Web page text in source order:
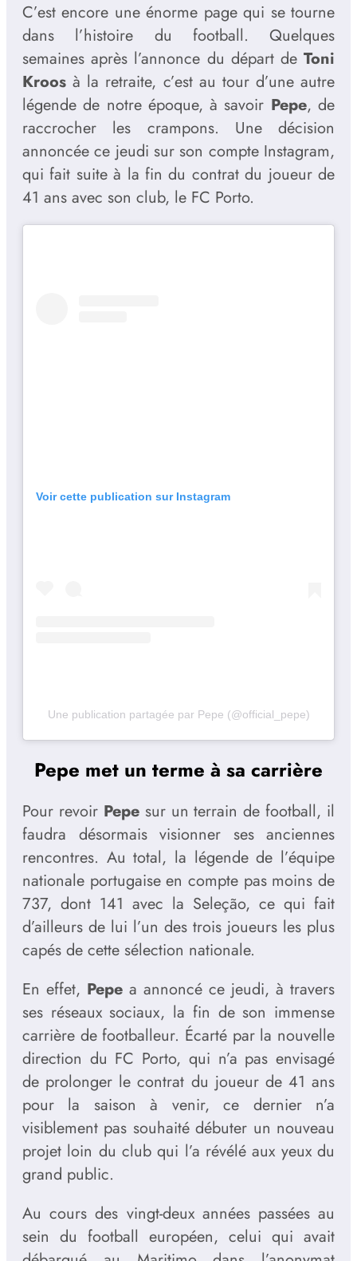
C’est encore une énorme page qui se tourne
dans l’histoire du football. Quelques
semaines après l’annonce du départ de Toni
Kroos à la retraite, c’est au tour d’une autre
légende de notre époque, à savoir Pepe, de
raccrocher les crampons. Une décision
annoncée ce jeudi sur son compte Instagram,
qui fait suite à la fin du contrat du joueur de
41 ans avec son club, le FC Porto.
Voir cette publication sur Instagram
Une publication partagée par Pepe (@official_pepe)
Pepe met un terme à sa carrière
Pour revoir Pepesur un terrain de football, il
faudra désormais visionner ses anciennes
rencontres. Au total, la légende de l’équipe
nationale portugaise en compte pas moins de
737, dont 141 avec la Seleção, ce qui fait
d’ailleurs de lui l’un des trois joueurs les plus
capés de cette sélection nationale.
En effet, Pepe a annoncé ce jeudi, à travers
ses réseaux sociaux, la fin de son immense
carrière de footballeur. Écarté par la nouvelle
direction du FC Porto, qui n’a pas envisagé
de prolonger le contrat du joueur de 41 ans
pour la saison à venir, ce dernier n’a
visiblement pas souhaité débuter un nouveau
projet loin du club qui l’a révélé aux yeux du
grand public.
Au cours des vingt-deux années passées au
sein du football européen, celui qui avait